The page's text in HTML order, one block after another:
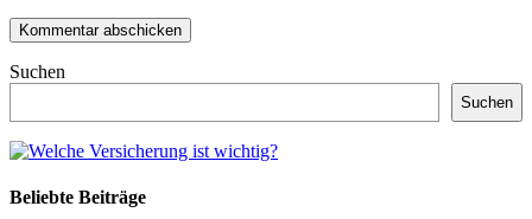
Suchen
Suchen
Beliebte Beiträge